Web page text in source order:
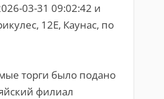
03-31 09:02:42 и
12E, Каунас, по
торги было подано
филиал